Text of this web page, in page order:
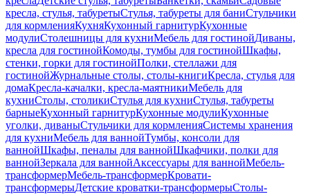
кресла, стулья, табуретыСтулья, табуреты для баниСтульчики
для кормленияКухняКухонный гарнитурКухонные
модулиСтолешницы для кухниМебель для гостинойДиваны,
кресла для гостинойКомоды, тумбы для гостинойШкафы,
стенки, горки для гостинойПолки, стеллажи для
гостинойЖурнальные столы, столы-книгиКресла, стулья для
домаКресла-качалки, кресла-маятникиМебель для
кухниСтолы, столикиСтулья для кухниСтулья, табуреты
барныеКухонный гарнитурКухонные модулиКухонные
уголки, диваныСтульчики для кормленияСистемы хранения
для кухниМебель для ваннойТумбы, консоли для
ваннойШкафы, пеналы для ваннойШкафчики, полки для
ваннойЗеркала для ваннойАксессуары для ваннойМебель-
трансформерМебель-трансформерКровати-
трансформерыДетские кроватки-трансформерыСтолы-